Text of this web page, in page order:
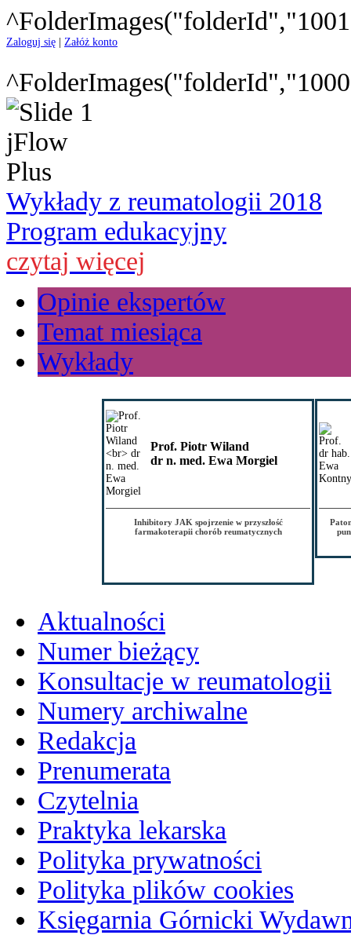
Zaloguj się Załóż konto
Wykłady z reumatologii 2018
Program edukacyjny
czytaj więcej
Opinie ekspertów
Temat miesiąca
Wykłady
Prof. Piotr Wiland
dr n. med. Ewa Morgiel
Inhibitory JAK spojrzenie w przyszłość
farmakoterapii chorób reumatycznych
Aktualności
Numer bieżący
Konsultacje w reumatologii
Numery archiwalne
Redakcja
Prenumerata
Czytelnia
Praktyka lekarska
Polityka prywatności
Polityka plików cookies
Księgarnia Górnicki